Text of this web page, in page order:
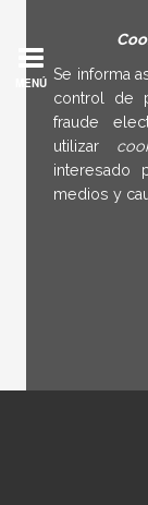
Se informa
control de
fraude
utilizar
interesado
medios y
MENÚ